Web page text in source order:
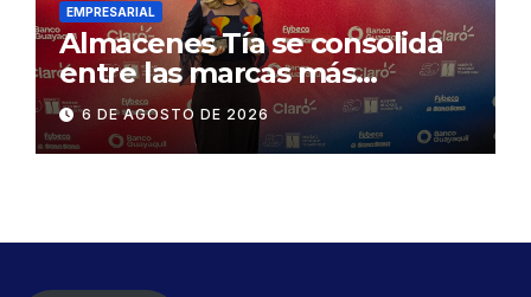
EMPRESARIAL
Almacenes Tía se consolida
entre las marcas más
influyentes del Ecuador
6 DE AGOSTO DE 2026